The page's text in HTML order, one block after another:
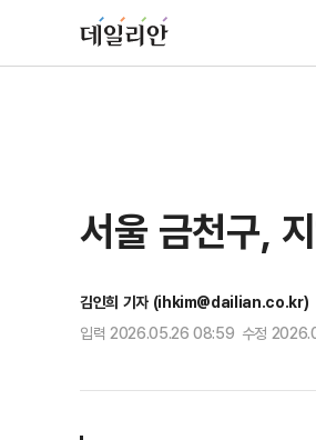
서울 금천구,
김인희 기자 (ihkim@dailian.co.kr)
입력 2026.05.26 08:59 수정